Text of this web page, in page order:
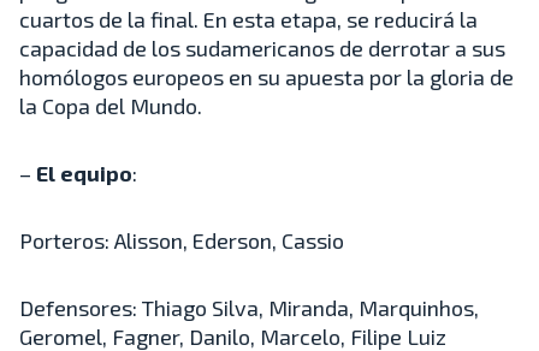
cuartos de la final. En esta etapa, se reducirá la
capacidad de los sudamericanos de derrotar a sus
homólogos europeos en su apuesta por la gloria de
la Copa del Mundo.
– El equipo:
Porteros: Alisson, Ederson, Cassio
Defensores: Thiago Silva, Miranda, Marquinhos,
Geromel, Fagner, Danilo, Marcelo, Filipe Luiz